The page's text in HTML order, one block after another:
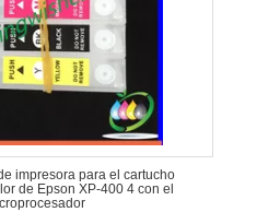
impresora para el cartucho
de Epson XP-400 4 con el